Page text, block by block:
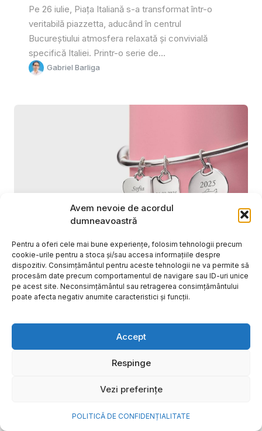
Avem nevoie de acordul
dumneavoastră
Pentru a oferi cele mai bune experiențe, folosim tehnologii precum
cookie-urile pentru a stoca și/sau accesa informațiile despre
dispozitiv. Consimțământul pentru aceste tehnologii ne va permite să
procesăm date precum comportamentul de navigare sau ID-uri unice
pe acest site. Neconsimțământul sau retragerea consimțământului
poate afecta negativ anumite caracteristici și funcții.
Accept
Respinge
Vezi preferințe
POLITICĂ DE CONFIDENȚIALITATE
Pe 26 iulie, Piața Italiană s-a transformat într-o
veritabilă piazzetta, aducând în centrul
Bucureștiului atmosfera relaxată și convivială
specifică Italiei. Printr-o serie de...
Gabriel Barliga
Cum transformi cele mai
frumoase amintiri ale verii într-
o bijuterie Pandora pe care o
Vara este, pentru mulți dintre noi, anotimpul în care
vacanțe pe care le planificăm luni...
Cristiana Todiresei